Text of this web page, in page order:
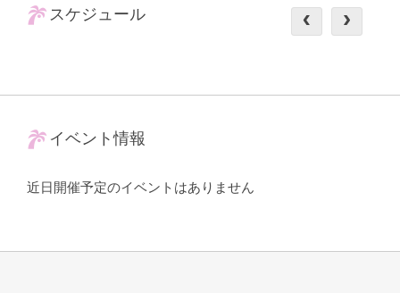
スケジュール
イベント情報
近日開催予定のイベントはありません